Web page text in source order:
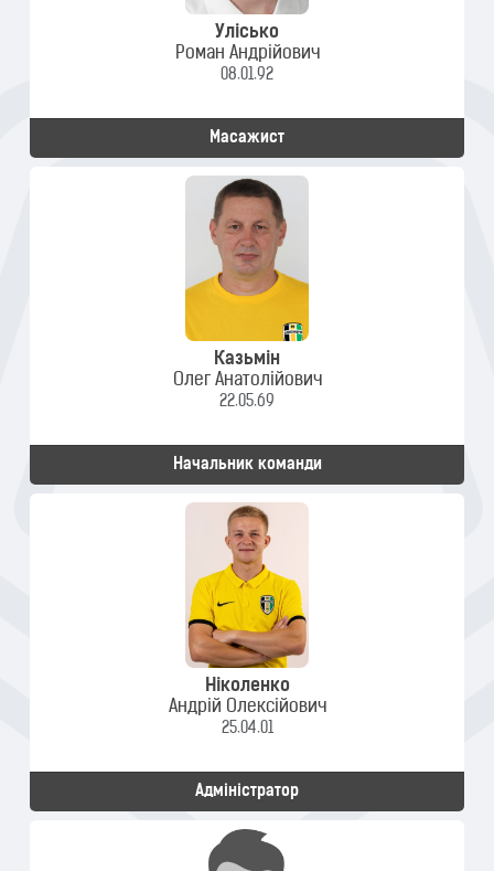
Улісько
Роман Андрійович
08.01.92
Масажист
Казьмін
Олег Анатолійович
22.05.69
Начальник команди
Ніколенко
Андрій Олексійович
25.04.01
Адміністратор